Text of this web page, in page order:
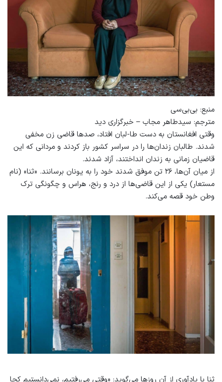
منبع: بی‌بی‌سی
مترجم: سیدطاهر مجاب – خبرگزاری دید
وقتی افغانستان به دست طا-لبان افتاد، صدها قاضی زن مخفی
شدند. طالبان زندان‌ها را در سراسر کشور باز کردند و مردانی که این
قاضیان زمانی به زندان انداختند، آزاد شدند.
از میان آن‌ها، ۲۶ تن موفق شدند خود را به یونان برسانند. «ثنا» (نام
مستعار) یکی از این قاضی‌ها از درد و رنج، هراس و چگونگی ترک
وطن خود قصه می‌کند.
ثنا با یادآوری از آن روزها می‌گوید: «وقتی می‌رفتیم، نمی‌دانستیم کجا